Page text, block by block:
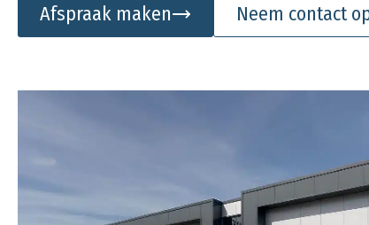
Afspraak maken Neem contact